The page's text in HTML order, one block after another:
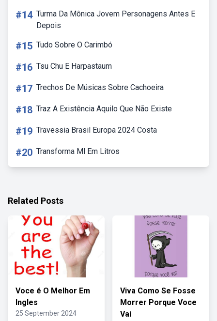
#14 Turma Da Mônica Jovem Personagens Antes E
Depois
#15 Tudo Sobre O Carimbó
#16 Tsu Chu E Harpastaum
#17 Trechos De Músicas Sobre Cachoeira
#18 Traz A Existência Aquilo Que Não Existe
#19 Travessia Brasil Europa 2024 Costa
#20 Transforma Ml Em Litros
Related Posts
Voce é O Melhor Em
Ingles
25 September 2024
Viva Como Se Fosse
Morrer Porque Voce
Vai